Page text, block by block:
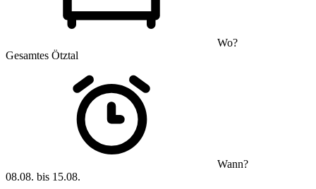
Wo?
Gesamtes Ötztal
Wann?
08.08. bis 15.08.